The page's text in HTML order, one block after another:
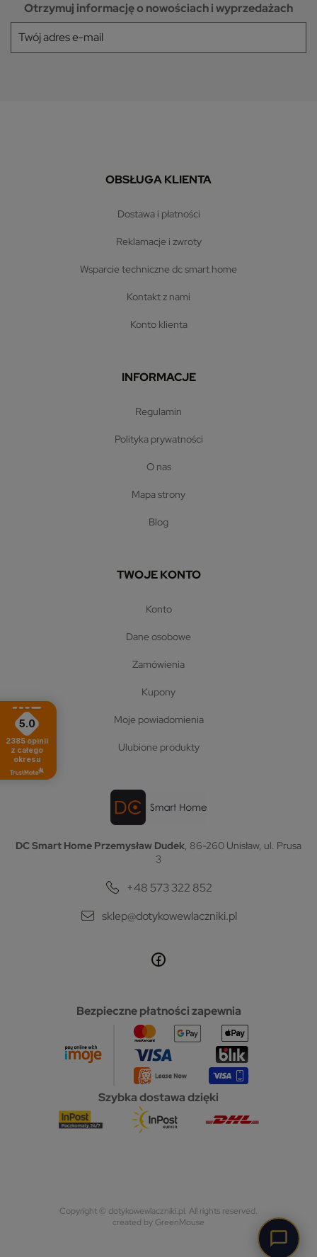
5.0
2385 opinii
z całego
okresu
Otrzymuj informację o nowościach i wyprzedażach
OBSŁUGA KLIENTA
dostawa i płatności
reklamacje i zwroty
wsparcie techniczne dc smart home
kontakt z nami
konto klienta
INFORMACJE
regulamin
polityka prywatności
o nas
mapa strony
blog
TWOJE KONTO
konto
dane osobowe
zamówienia
kupony
moje powiadomienia
ulubione produkty
DC Smart Home Przemysław Dudek, 86-260 Unisław, ul. Prusa
3
+48 573 322 852
sklep@dotykowewlaczniki.pl
Bezpieczne płatności zapewnia
Szybka dostawa dzięki
Copyright © dotykowewlaczniki.pl. All rights reserved.
created by GreenMouse